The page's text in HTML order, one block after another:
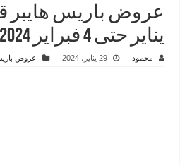
يناير حتى 4 فبراير 2024 تحطيم الاسعار
محمود 29 يناير، 2024 عروض